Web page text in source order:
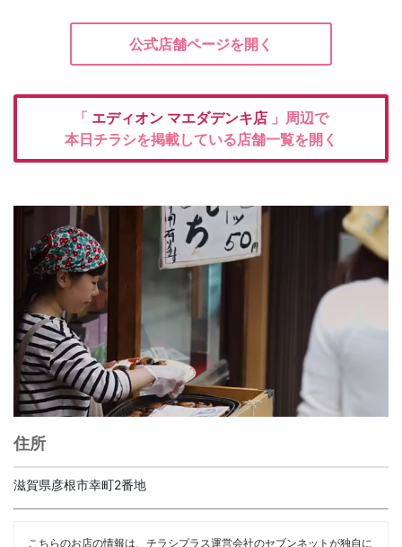
公式店舗ページを開く
「 エディオン マエダデンキ店 」周辺で
本日チラシを掲載している店舗一覧を開く
住所
滋賀県彦根市幸町2番地
こちらのお店の情報は、チラシプラス運営会社のセブンネットが独自に